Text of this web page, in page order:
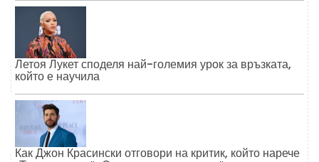
Летоя Лукет споделя най-големия урок за връзката,
който е научила
Как Джон Красински отговори на критик, който нарече